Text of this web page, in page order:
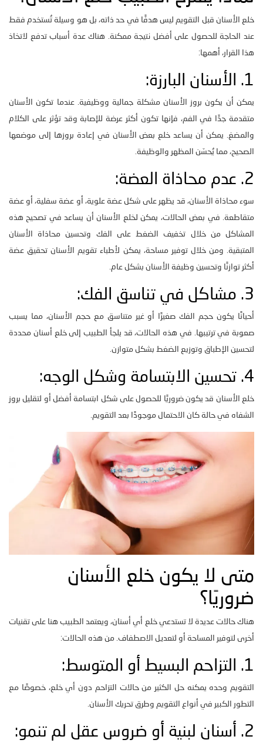
خلع الأسنان قبل التقويم ليس هدفًا في حد ذاته، بل هو وسيلة تُستخدم فقط
عند الحاجة للحصول على أفضل نتيجة ممكنة. هناك عدة أسباب تدفع لاتخاذ
هذا القرار، أهمها:
1. الأسنان البارزة:
يمكن أن يكون بروز الأسنان مشكلة جمالية ووظيفية. عندما تكون الأسنان
متقدمة جدًا في الفم، فإنها تكون أكثر عرضة للإصابة وقد تؤثر على الكلام
والمضغ. يمكن أن يساعد خلع بعض الأسنان في إعادة بروزها إلى موضعها
الصحيح، مما يُحسّن المظهر والوظيفة.
2. عدم محاذاة العضة:
سوء محاذاة الأسنان، قد يظهر على شكل عضة علوية، أو عضة سفلية، أو عضة
متقاطعة. في بعض الحالات، يمكن لخلع الأسنان أن يساعد في تصحيح هذه
المشاكل من خلال تخفيف الضغط على الفك وتحسين محاذاة الأسنان
المتبقية. ومن خلال توفير مساحة، يمكن لأطباء تقويم الأسنان تحقيق عضة
أكثر توازنًا وتحسين وظيفة الأسنان بشكل عام.
3. مشاكل في تناسق الفك:
أحيانًا يكون حجم الفك صغيرًا أو غير متناسق مع حجم الأسنان، مما يسبب
صعوبة في ترتيبها. في هذه الحالات، قد يلجأ الطبيب إلى خلع أسنان محددة
لتحسين الإطباق وتوزيع الضغط بشكل متوازن.
4. تحسين الابتسامة وشكل الوجه:
خلع الأسنان قد يكون ضروريًا للحصول على شكل ابتسامة أفضل أو لتقليل بروز
الشفاه في حالة كان الاحتمال موجودًا بعد التقويم.
متى لا يكون خلع الأسنان
ضروريًا؟
هناك حالات عديدة لا تستدعي خلع أي أسنان، ويعتمد الطبيب هنا على تقنيات
أخرى لتوفير المساحة أو لتعديل الاصطفاف. من هذه الحالات:
1. التزاحم البسيط أو المتوسط:
التقويم وحده يمكنه حل الكثير من حالات التزاحم دون أي خلع، خصوصًا مع
التطور الكبير في أنواع التقويم وطرق تحريك الأسنان.
2. أسنان لبنية أو ضروس عقل لم تنمو: